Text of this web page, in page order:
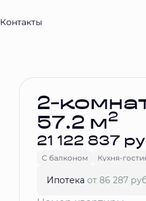
Контакты
2-
57.2 м2
21 122 837
С балконом Кухня-
Ипотека от 86 287